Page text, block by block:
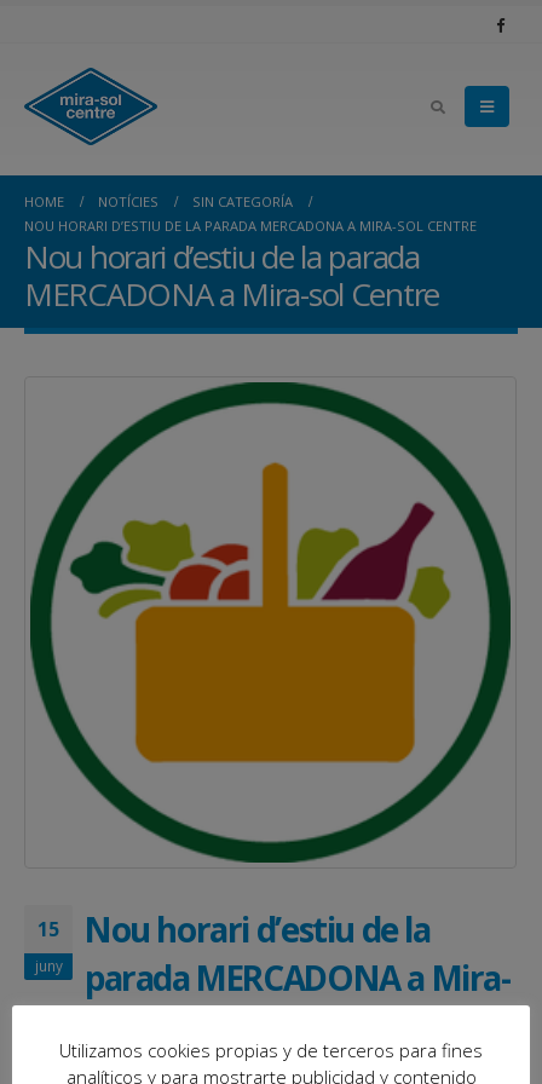
HOME NOTÍCIES
SIN CATEGORÍA
NOU HORARI D’ESTIU DE LA PARADA MERCADONA A MIRA-SOL CENTRE
Nou horari d’estiu de la parada
MERCADONA a Mira-sol Centre
15
juny
Nou horari d’estiu de la
parada MERCADONA a Mira-
Sin categoría
Utilizamos cookies propias y de terceros para fines
analíticos y para mostrarte publicidad y contenido